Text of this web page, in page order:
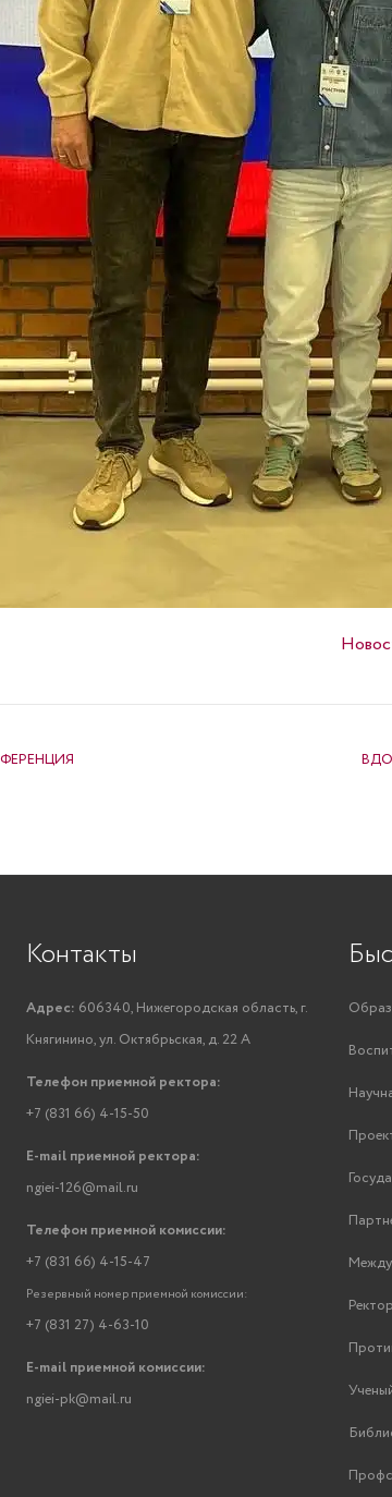
Контакты
Адрес: 606340, Нижегородская область, г.
Княгинино, ул. Октябрьская, д. 22 А
Телефон приемной ректора:
+7 (831 66) 4-15-50
E-mail приемной ректора:
ngiei-126@mail.ru
Телефон приемной комиссии:
+7 (831 66) 4-15-47
Резервный номер приемной комиссии:
+7 (831 27) 4-63-10
E-mail приемной комиссии:
ngiei-pk@mail.ru